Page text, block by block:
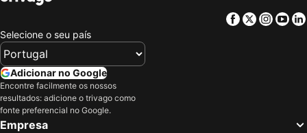
Facebook
Twitter
Selecione o seu país
Adicionar no Google
Encontre facilmente os nossos
resultados: adicione o trivago como
fonte preferencial no Google.
Empresa